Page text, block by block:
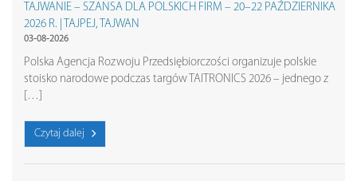
TAJWANIE – SZANSA DLA POLSKICH FIRM – 20–22 PAŹDZIERNIKA
2026 R. | TAJPEJ, TAJWAN
03-08-2026
Polska Agencja Rozwoju Przedsiębiorczości organizuje polskie
stoisko narodowe podczas targów TAITRONICS 2026 – jednego z
[…]
Czytaj dalej